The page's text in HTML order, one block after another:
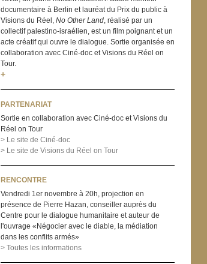
documentaire à Berlin et lauréat du Prix du public à
Visions du Réel, No Other Land, réalisé par un
collectif palestino-israélien, est un film poignant et un
acte créatif qui ouvre le dialogue. Sortie organisée en
collaboration avec Ciné-doc et Visions du Réel on
Tour.
+
PARTENARIAT
Sortie en collaboration avec Ciné-doc et Visions du
Réel on Tour
> Le site de Ciné-doc
> Le site de Visions du Réel on Tour
RENCONTRE
Vendredi 1er novembre à 20h, projection en
présence de Pierre Hazan, conseiller auprès du
Centre pour le dialogue humanitaire et auteur de
l'ouvrage «Négocier avec le diable, la médiation
dans les conflits armés»
> Toutes les informations